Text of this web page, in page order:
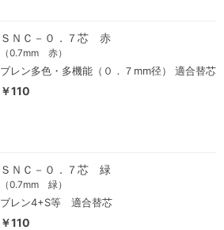
ＳＮＣ－０．７芯 赤
（0.7mm 赤）
ブレン多色・多機能（０．７mm径） 適合替芯
￥110
ＳＮＣ－０．７芯 緑
（0.7mm 緑）
ブレン4+S等 適合替芯
￥110